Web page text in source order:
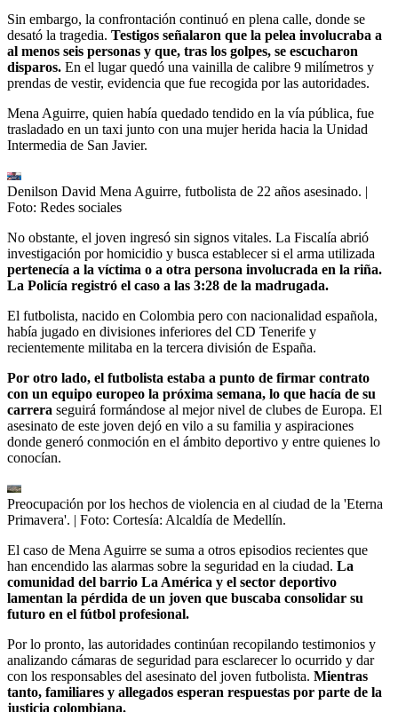
Sin embargo, la confrontación continuó en plena calle, donde se
desató la tragedia. Testigos señalaron que la pelea involucraba a
al menos seis personas y que, tras los golpes, se escucharon
disparos. En el lugar quedó una vainilla de calibre 9 milímetros y
prendas de vestir, evidencia que fue recogida por las autoridades.
Mena Aguirre, quien había quedado tendido en la vía pública, fue
trasladado en un taxi junto con una mujer herida hacia la Unidad
Intermedia de San Javier.
Denilson David Mena Aguirre, futbolista de 22 años asesinado. |
Foto: Redes sociales
No obstante, el joven ingresó sin signos vitales. La Fiscalía abrió
investigación por homicidio y busca establecer si el arma utilizada
pertenecía a la víctima o a otra persona involucrada en la riña.
La Policía registró el caso a las 3:28 de la madrugada.
El futbolista, nacido en Colombia pero con nacionalidad española,
había jugado en divisiones inferiores del CD Tenerife y
recientemente militaba en la tercera división de España.
Por otro lado, el futbolista estaba a punto de firmar contrato
con un equipo europeo la próxima semana, lo que hacía de su
carrera seguirá formándose al mejor nivel de clubes de Europa. El
asesinato de este joven dejó en vilo a su familia y aspiraciones
donde generó conmoción en el ámbito deportivo y entre quienes lo
conocían.
Preocupación por los hechos de violencia en al ciudad de la 'Eterna
Primavera'. | Foto: Cortesía: Alcaldía de Medellín.
El caso de Mena Aguirre se suma a otros episodios recientes que
han encendido las alarmas sobre la seguridad en la ciudad. La
comunidad del barrio La América y el sector deportivo
lamentan la pérdida de un joven que buscaba consolidar su
futuro en el fútbol profesional.
Por lo pronto, las autoridades continúan recopilando testimonios y
analizando cámaras de seguridad para esclarecer lo ocurrido y dar
con los responsables del asesinato del joven futbolista. Mientras
tanto, familiares y allegados esperan respuestas por parte de la
justicia colombiana.